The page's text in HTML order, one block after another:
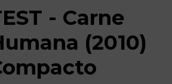
- Carne
(2010)